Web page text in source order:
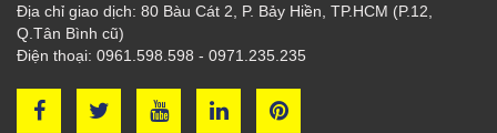
Địa chỉ giao dịch: 80 Bàu Cát 2, P. Bảy Hiền, TP.HCM (P.12,
Q.Tân Bình cũ)
Điện thoại: 0961.598.598 - 0971.235.235